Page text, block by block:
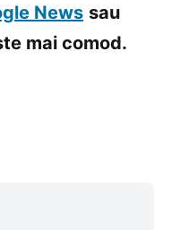
News sau
mai comod.